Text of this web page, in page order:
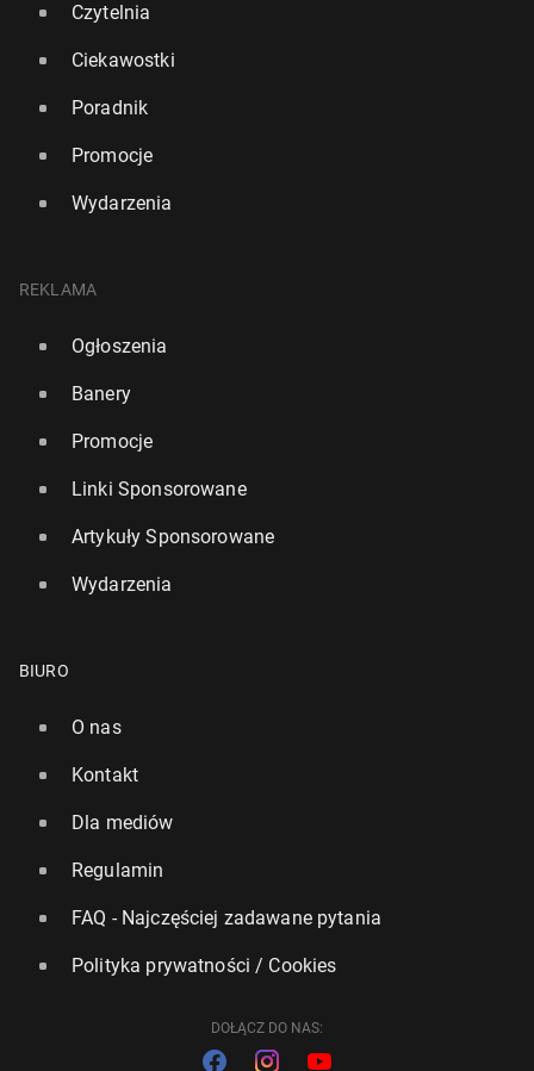
Czytelnia
Ciekawostki
Poradnik
Promocje
Wydarzenia
REKLAMA
Ogłoszenia
Banery
Promocje
Linki Sponsorowane
Artykuły Sponsorowane
Wydarzenia
BIURO
O nas
Kontakt
Dla mediów
Regulamin
FAQ - Najczęściej zadawane pytania
Polityka prywatności / Cookies
DOŁĄCZ DO NAS: